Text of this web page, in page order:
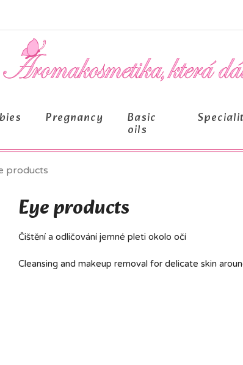
Pregnancy Basic
oils
products
Eye products
Čištění a odličování jemné pleti okolo očí
Cleansing and makeup removal for delicate skin